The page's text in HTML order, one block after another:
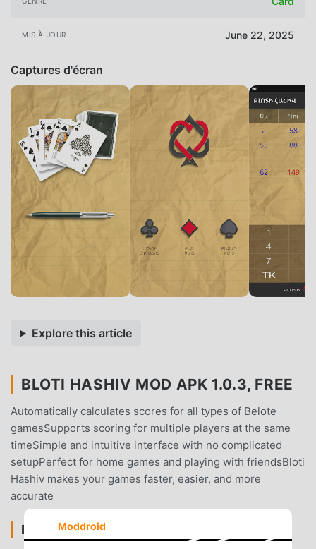
MIS À JOUR June 22, 2025
Captures d'écran
Explore this article
BLOTI HASHIV MOD APK 1.0.3, FREE
Automatically calculates scores for all types of Belote
gamesSupports scoring for multiple players at the same
timeSimple and intuitive interface with no complicated
setupPerfect for home games and playing with friendsBloti
Hashiv makes your games faster, easier, and more
accurate
BLOTI HASHIV INTRODUCTION
Moddroid